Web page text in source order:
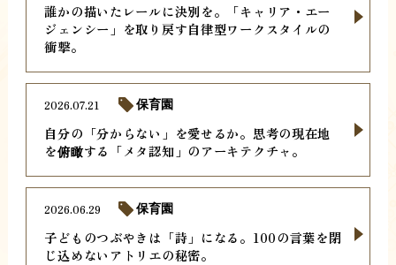
誰かの描いたレールに決別を。「キャリア・エー
ジェンシー」を取り戻す自律型ワークスタイルの
衝撃。
自分の「分からない」を愛せるか。思考の現在地
を俯瞰する「メタ認知」のアーキテクチャ。
2026.07.21 保育園
子どものつぶやきは「詩」になる。100の言葉を閉
じ込めないアトリエの秘密。
2026.06.29 保育園